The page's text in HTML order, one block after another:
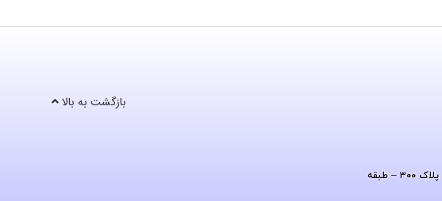
| آدرس : استان زنجان – میدان ولیعصر – خیابان شیخ فضل الله نوری – پلاک ۳۰۰ – طبقه
بازگشت به بالا